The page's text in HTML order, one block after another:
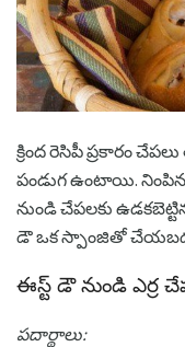
క్రింద రెసిపీ ప్రకారం
పండుగ ఉంటాయి.
నుండి చేపలకు
డౌ ఒక స్పాంజితో
ఈస్ట్ డౌ నుండి
పదార్థాలు: